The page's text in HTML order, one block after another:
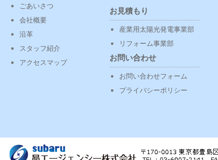
ごあいさつ
会社概要
沿革
スタッフ紹介
アクセスマップ
お見積もり
産業用太陽光発電事業部
リフォーム事業部
お問い合わせ
お問い合わせフォーム
プライバシーポリシー